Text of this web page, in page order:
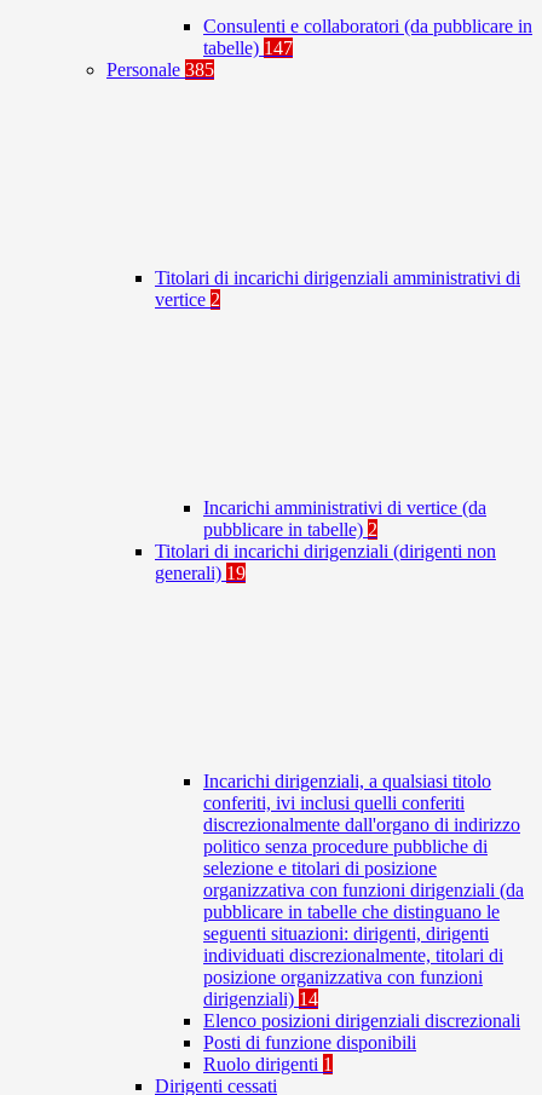
Consulenti e collaboratori (da pubblicare in
tabelle) 147
Personale 385
Titolari di incarichi dirigenziali amministrativi di
vertice 2
Incarichi amministrativi di vertice (da
pubblicare in tabelle) 2
Titolari di incarichi dirigenziali (dirigenti non
generali) 19
Incarichi dirigenziali, a qualsiasi titolo
conferiti, ivi inclusi quelli conferiti
discrezionalmente dall'organo di indirizzo
politico senza procedure pubbliche di
selezione e titolari di posizione
organizzativa con funzioni dirigenziali (da
pubblicare in tabelle che distinguano le
seguenti situazioni: dirigenti, dirigenti
individuati discrezionalmente, titolari di
posizione organizzativa con funzioni
dirigenziali) 14
Elenco posizioni dirigenziali discrezionali
Posti di funzione disponibili
Ruolo dirigenti 1
Dirigenti cessati